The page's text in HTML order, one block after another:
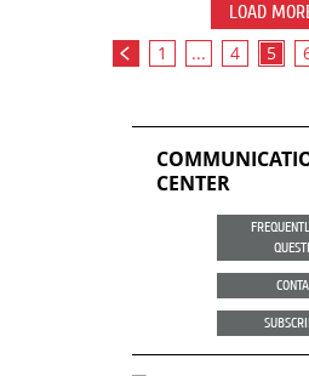
LOAD
1 ... 4 5
CENTER